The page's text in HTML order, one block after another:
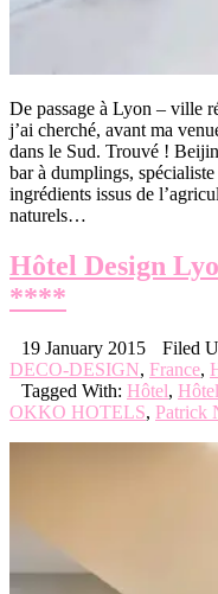
De passage à Lyon – ville
j’ai cherché, avant ma
dans le Sud. Trouvé !
bar à dumplings,
ingrédients issus de
naturels…
Hôtel Design
****
19 January 2015 Filed
DECO-DESIGN, France,
Tagged With: Hôtel,
OKKO HOTELS, Patrick